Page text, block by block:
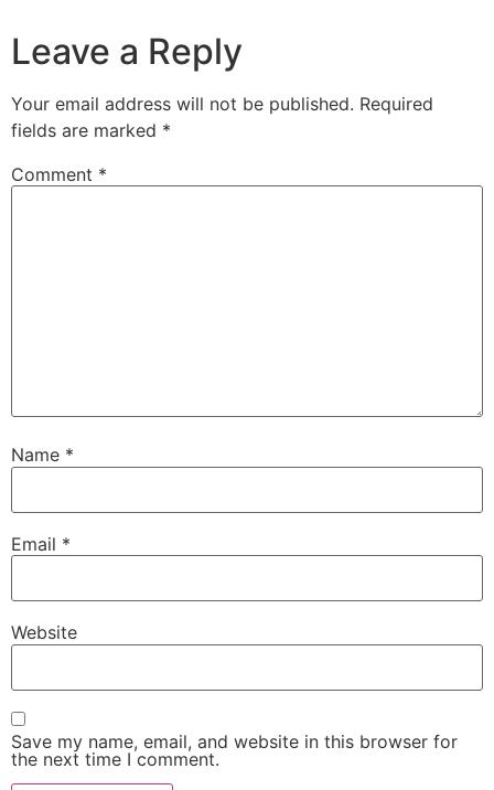
Leave a Reply
Your email address will not be published. Required
fields are marked *
Comment *
Name *
Email *
Website
Save my name, email, and website in this browser for
the next time I comment.